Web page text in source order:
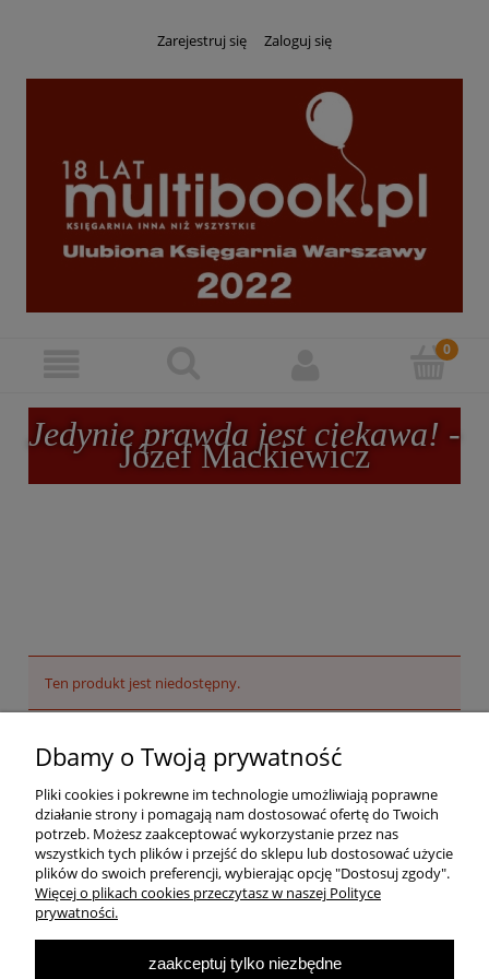
Zarejestruj się Zaloguj się
Jedynie prawda jest ciekawa! -
Józef Mackiewicz
Ten produkt jest niedostępny.
Pomoc
Dostawa
Moje konto
Dbamy o Twoją prywatność
Pliki cookies i pokrewne im technologie umożliwiają poprawne
działanie strony i pomagają nam dostosować ofertę do Twoich
potrzeb. Możesz zaakceptować wykorzystanie przez nas
wszystkich tych plików i przejść do sklepu lub dostosować użycie
plików do swoich preferencji, wybierając opcję "Dostosuj zgody".
Więcej o plikach cookies przeczytasz w naszej Polityce
prywatności.
zaakceptuj tylko niezbędne